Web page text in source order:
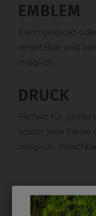
EMBLEM
Kann gestickt
einsetzbar und
möglich.
DRUCK
Perfekt für große
kostet jede Farbe
möglich.